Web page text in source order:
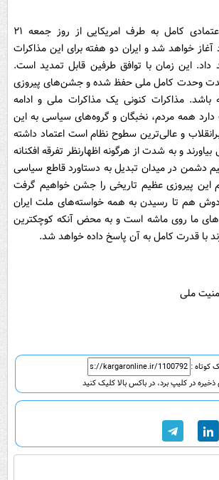
این مذاکرات با بی اعتمادی کامل به طرف امریکایی از روز جمعه ۲۱
آغاز خواهد شد و ایران دو هفته برای این مذاکرات
این زمان با توافق طرفین قابل تمدید است.
وحدت کامل ملی حفظ شده و جشن‌های پیروزی
باشد. مذاکرات کنونی یک مذاکرات ملی و ادامه
همه مردم، نخبگان و گروه‌های سیاسی به این
و عالی‌ترین سطوح نظام است اعتماد داشته
و به شدت از هرگونه اظهارنظر تفرقه افکنانه
دشمن در میدان تبدیل به دستاورد قاطع سیاسی
این پیروزی عظیم تاریخی را جشن خواهیم گرفت
هم تا رسیدن به همه خواسته‌های ملت ایران
ما روی ماشه است و به محض آنکه کوچکترین
با قدرت کامل به آن پاسخ داده خواهد شد.
ملی
کوتاه :
ذخیره در کلیپ برد، در باکس بالا کلیک کنید